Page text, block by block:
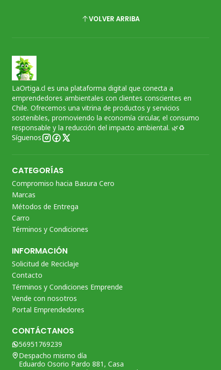
VOLVER ARRIBA
LaOrtiga.cl es una plataforma digital que conecta a
emprendedores ambientales con clientes conscientes en
Chile. Ofrecemos una vitrina de productos y servicios
sostenibles, promoviendo la economía circular, el consumo
responsable y la reducción del impacto ambiental. 🌿♻️
Síguenos
CATEGORÍAS
Compromiso hacia Basura Cero
Marcas
Métodos de Entrega
Carro
Términos y Condiciones
INFORMACIÓN
Solicitud de Reciclaje
Contacto
Términos y Condiciones Emprende
Vende con nosotros
Portal Emprendedores
CONTÁCTANOS
56951769239
Despacho mismo día
Eduardo Osorio Pardo 881, Casa